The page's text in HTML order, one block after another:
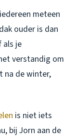
meteen
ouder is dan
als je
verstandig om
na de winter,
is niet iets
bij Jorn aan de